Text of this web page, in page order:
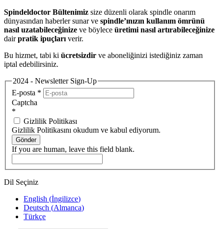
Spindeldoctor Bültenimiz size düzenli olarak spindle onarım
dünyasından haberler sunar ve spindle’ınızın kullanım ömrünü
nasıl uzatabileceğinize ve böylece üretimi nasıl artırabileceğinize
dairpratik ipuçları verir.
Bu hizmet, tabi ki ücretsizdir ve aboneliğinizi istediğiniz zaman
iptal edebilirsiniz.
2024 - Newsletter Sign-Up
E-posta *
Captcha
*
Gizlilik Politikası
Gizlilik Politikasını okudum ve kabul ediyorum.
Gönder
If you are human, leave this field blank.
Dil Seçiniz
English (İngilizce)
Deutsch (Almanca)
Türkçe